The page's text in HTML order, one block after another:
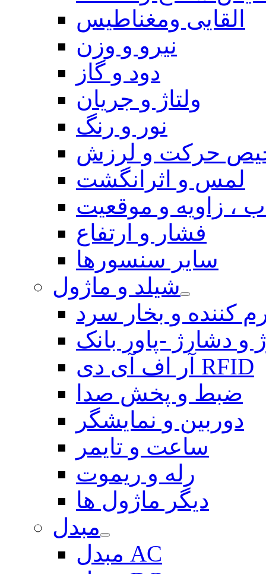
القایی ومغناطیس
نیرو و وزن
دود و گاز
ولتاژ و جریان
نور و رنگ
حرکت و لرزش
لمس و اثرانگشت
، زاویه و موقعیت
فشار و ارتفاع
سایر سنسورها
شیلد و ماژول
کننده و بخار سرد
و دشارژ -پاور بانک
آر اف آی دی RFID
ضبط و پخش صدا
دوربین و نمایشگر
ساعت و تایمر
رله و ریموت
دیگر ماژول ها
مبدل
مبدل AC